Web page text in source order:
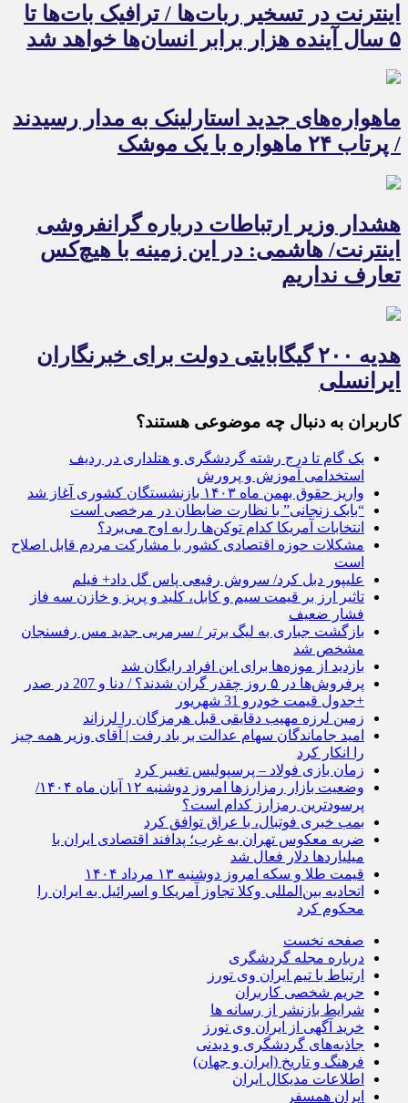
اینترنت در تسخیر ربات‌ها / ترافیک بات‌ها تا
۵ سال آینده هزار برابر انسان‌ها خواهد شد
ماهواره‌های جدید استارلینک به مدار رسیدند
/ پرتاب ۲۴ ماهواره با یک موشک
هشدار وزیر ارتباطات درباره گرانفروشی
اینترنت/ هاشمی: در این زمینه با هیچ‌کس
تعارف نداریم
هدیه ۲۰۰ گیگابایتی دولت برای خبرنگاران
ایرانسلی
کاربران به دنبال چه موضوعی هستند؟
یک گام تا درج رشته گردشگری و هتلداری در ردیف
استخدامی آموزش و پرورش
واریز حقوق بهمن ماه ۱۴۰۳ بازنشستگان کشوری آغاز شد
“بابک زنجانی” با نظارت ضابطان در مرخصی است
انتخابات آمریکا کدام توکن‌ها را به اوج می‌برد؟
مشکلات حوزه اقتصادی کشور با مشارکت مردم قابل اصلاح
است
علیپور دبل کرد/ سروش رفیعی پاس گل داد+ فیلم
تاثیر ارز بر قیمت سیم و کابل، کلید و پریز و خازن سه فاز
فشار ضعیف
بازگشت جباری به لیگ برتر / سرمربی جدید مس رفسنجان
مشخص شد
بازدید از موزه‌ها برای این افراد رایگان شد
پرفروش‌ها در ۵ روز چقدر گران شدند؟ / دنا و 207 در صدر
+جدول قیمت خودرو 31 شهریور
زمین لرزه مهیب دقایقی قبل هرمزگان را لرزاند
امید جاماندگان سهام عدالت بر باد رفت | آقای وزیر همه چیز
را انکار کرد
زمان بازی فولاد – پرسپولیس تغییر کرد
وضعیت بازار رمزارز‌ها امروز دوشنبه ۱۲ آبان ماه ۱۴۰۴/
پرسودترین رمزارز کدام است؟
بمب خبری فوتبال، با عراق توافق کرد
ضربه معکوس تهران به غرب؛ پدافند اقتصادی ایران با
میلیاردها دلار فعال شد
قیمت طلا و سکه امروز دوشنبه ۱۳ مرداد ۱۴۰۴
اتحادیه بین‌المللی وکلا تجاوز آمریکا و اسرائیل به ایران را
محکوم کرد
صفحه نخست
درباره مجله گردشگری
ارتباط با تیم ایران وی تورز
حریم شخصی کاربران
شرایط بازنشر از رسانه ها
خرید آگهی از ایران وی تورز
جاذبه‌های گردشگری و دیدنی
فرهنگ و تاریخ (ایران و جهان)
اطلاعات مدیکال ایران
ایران همسفر